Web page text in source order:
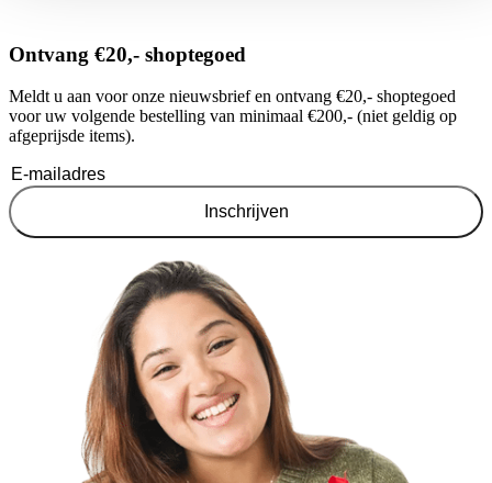
Ontvang €20,- shoptegoed
Meldt u aan voor onze nieuwsbrief en ontvang €20,- shoptegoed
voor uw volgende bestelling van minimaal €200,- (niet geldig op
afgeprijsde items).
Inschrijven